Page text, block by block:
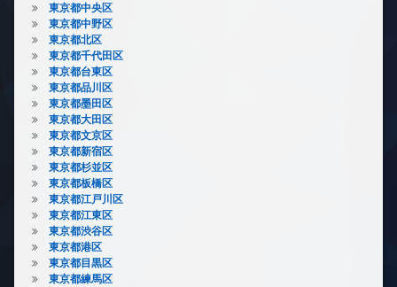
東京都中央区
東京都中野区
東京都北区
東京都千代田区
東京都台東区
東京都品川区
東京都墨田区
東京都大田区
東京都文京区
東京都新宿区
東京都杉並区
東京都板橋区
東京都江戸川区
東京都江東区
東京都渋谷区
東京都港区
東京都目黒区
東京都練馬区